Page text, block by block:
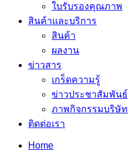
ใบรับรองคุณภาพ
สินค้าและบริการ
สินค้า
ผลงาน
ข่าวสาร
เกร็ดความรู้
ข่าวประชาสัมพันธ์
ภาพกิจกรรมบริษัท
ติดต่อเรา
Home